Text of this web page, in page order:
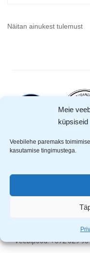
Meie
küpsiseid
Veebilehe paremaks
kasutamise tingimustega.
Näitan ainukest tulemust
Uuem Viis OÜ
Klienditugi: E-R 9.00 –
Tallinna pood: +372
Veebipood: +372 529